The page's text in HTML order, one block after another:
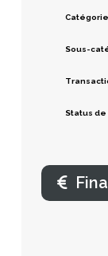
Catégorie
Sous-
Status